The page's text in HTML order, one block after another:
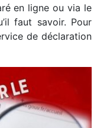
en ligne ou via le
faut savoir. Pour
de déclaration